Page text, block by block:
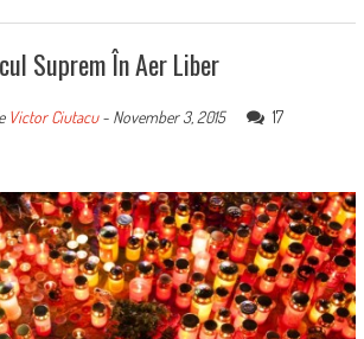
Suprem În Aer Liber
Victor Ciutacu- November 3, 2015
17